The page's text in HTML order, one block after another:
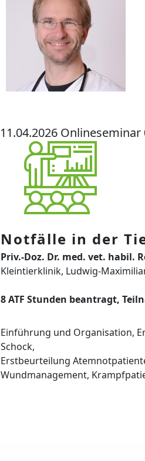
11.04.2026 Onlineseminar
Notfälle in der
Priv.-Doz. Dr. med. vet. habil.
Kleintierklinik, Ludwig-
8 ATF Stunden beantragt,
Einführung und Organisation,
Schock,
Erstbeurteilung
Wundmanagement,